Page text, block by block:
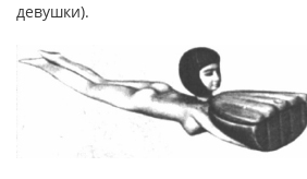
девушки).